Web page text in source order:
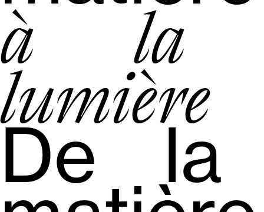
à la
lumière
De la